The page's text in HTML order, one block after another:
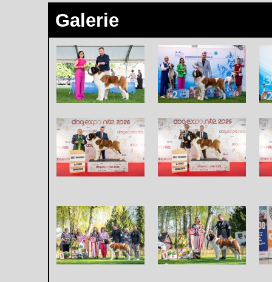
Galerie